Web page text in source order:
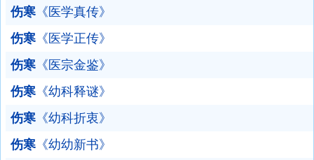
伤寒 《医学真传》
伤寒 《医学正传》
伤寒 《医宗金鉴》
伤寒 《幼科释谜》
伤寒 《幼科折衷》
伤寒 《幼幼新书》